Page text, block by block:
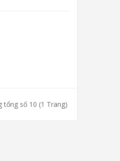
tổng số 10 (1 Trang)